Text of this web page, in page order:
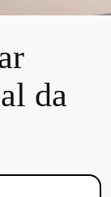
da